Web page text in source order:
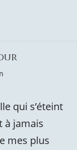
qui s’éteint
à jamais
mes plus